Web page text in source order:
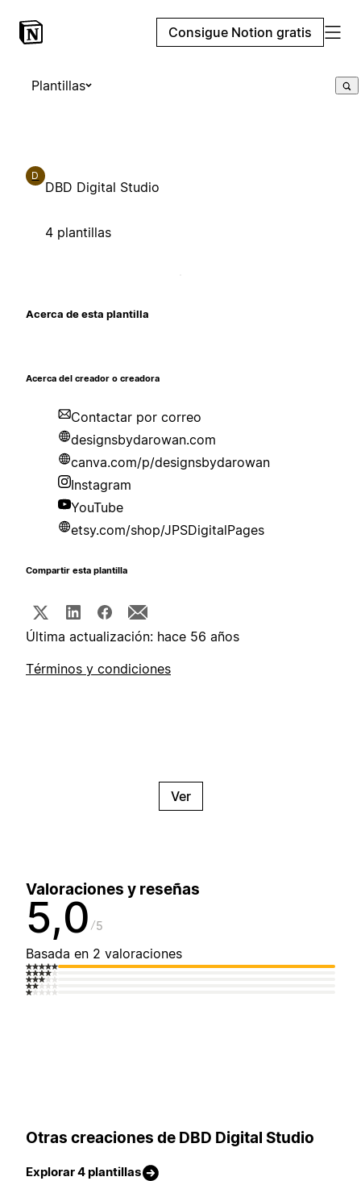
Consigue Notion gratis
Plantillas
D
DBD Digital Studio
4 plantillas
Acerca de esta plantilla
Acerca del creador o creadora
Contactar por correo
designsbydarowan.com
canva.com/p/designsbydarowan
Instagram
YouTube
etsy.com/shop/JPSDigitalPages
Compartir esta plantilla
Última actualización: hace 56 años
Términos y condiciones
Ver
Valoraciones y reseñas
5,0 5
Basada en 2 valoraciones
Otras creaciones de DBD Digital Studio
Explorar 4 plantillas